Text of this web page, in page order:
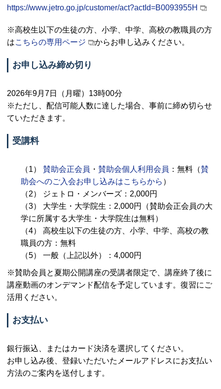
https://www.jetro.go.jp/customer/act?actId=B0093955H
※高校生以下の生徒の方、小学、中学、高校の教職員の方
はこちらの専用ページ からお申し込みください。
お申し込み締め切り
2026年9月7日（月曜）13時00分
※ただし、配信可能人数に達した場合、事前に締め切らせ
ていただきます。
受講料
（1） 賛助会正会員 ・ 賛助会個人利用会員 ：無料（賛
助会へのご入会お申し込みはこちらから ）
（2） ジェトロ・メンバーズ：2,000円
（3） 大学生・大学院生：2,000円（賛助会正会員の大
学に所属する大学生・大学院生は無料）
（4） 高校生以下の生徒の方、小学、中学、高校の教
職員の方：無料
（5） 一般（上記以外）：4,000円
※賛助会員と夏期公開講座の受講者限定で、講座終了後に
講座動画のオンデマンド配信を予定しています。復習にご
活用ください。
お支払い
銀行振込、またはカード決済を選択してください。
お申し込み後、登録いただいたメールアドレスにお支払い
方法のご案内を送付します。